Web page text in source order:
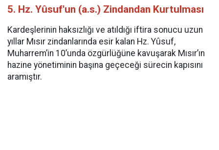
5. Hz. Yûsuf'un (a.s.) Zindandan Kurtulması
Kardeşlerinin haksızlığı ve atıldığı iftira sonucu uzun
yıllar Mısır zindanlarında esir kalan Hz. Yûsuf,
Muharrem’in 10’unda özgürlüğüne kavuşarak Mısır’ın
hazine yönetiminin başına geçeceği sürecin kapısını
aramıştır.